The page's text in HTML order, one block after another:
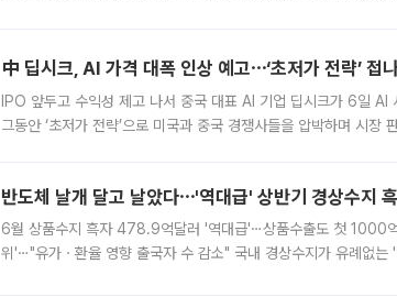
中 딥시크, AI 가격 대폭 인상 예고⋯‘초저가 전략’ 접
IPO 앞두고 수익성 제고 나서 중국 대표 AI 기업 딥시크가 6일 AI
그동안 ‘초저가 전략’으로 미국과 중국 경쟁사들을 압박하며 시장
반도체 날개 달고 날았다⋯'역대급' 상반기 경상수지
6월 상품수지 흑자 478.9억달러 '역대급'⋯상품수출도 첫 1000
위'⋯"유가ㆍ환율 영향 출국자 수 감소" 국내 경상수지가 유례없는